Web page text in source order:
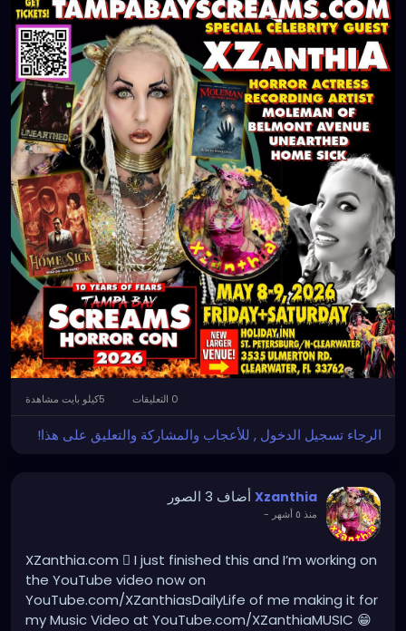
📅 May 8–9, 2026
📍 Clearwater, Florida
Are you ready to face your fears?
🎟️ Tickets available now!
الرجاء تسجيل الدخول , للأعجاب والمشاركة والتعليق على هذا!
Xzanthia أضاف 3 الصور
منذ ٥ أشهر -
XZanthia.com 🫟 I just finished this and I’m working on
the YouTube video now on
YouTube.com/XZanthiasDailyLife of me making it for
my Music Video at YouTube.com/XZanthiaMUSIC 😁